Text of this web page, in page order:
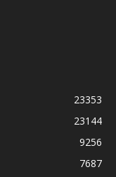
23353
23144
9256
7687